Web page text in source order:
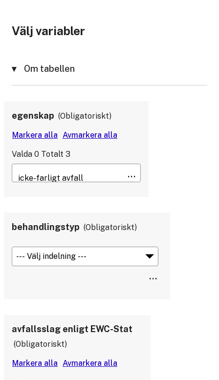
Välj variabler
Om tabellen
egenskap Obligatoriskt
Valda 0 Totalt 3
behandlingstyp Obligatoriskt
avfallsslag enligt EWC-Stat
Obligatoriskt